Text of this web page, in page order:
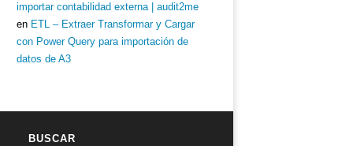
importar contabilidad externa | audit2me
en ETL – Extraer Transformar y Cargar
con Power Query para importación de
datos de A3
BUSCAR